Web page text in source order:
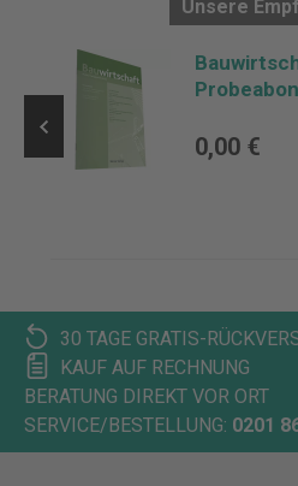
Unsere
0,00 €
30 TAGE GRATIS-
KAUF AUF RECHNUNG
BERATUNG DIREKT VOR ORT
SERVICE/BESTELLUNG: 0201